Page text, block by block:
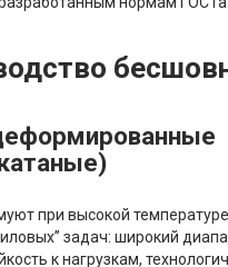
при высокой
задач: широкий
к нагрузкам,